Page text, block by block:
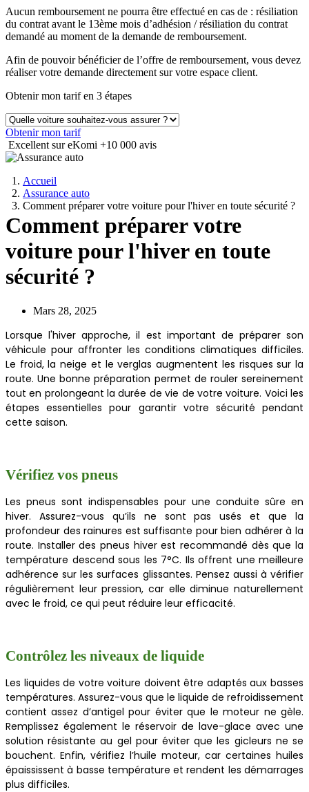
Aucun remboursement ne pourra être effectué en cas de : résiliation
du contrat avant le 13ème mois d’adhésion / résiliation du contrat
demandé au moment de la demande de remboursement.
Afin de pouvoir bénéficier de l’offre de remboursement, vous devez
réaliser votre demande directement sur votre espace client.
Obtenir mon tarif en 3 étapes
Obtenir mon tarif
Excellent sur eKomi +10 000 avis
Accueil
Assurance auto
Comment préparer votre voiture pour l'hiver en toute sécurité ?
Comment préparer votre
voiture pour l'hiver en toute
sécurité ?
Mars 28, 2025
Lorsque l'hiver approche, il est important de préparer son
véhicule pour affronter les conditions climatiques difficiles.
Le froid, la neige et le verglas augmentent les risques sur la
route. Une bonne préparation permet de rouler sereinement
tout en prolongeant la durée de vie de votre voiture. Voici les
étapes essentielles pour garantir votre sécurité pendant
cette saison.
Vérifiez vos pneus
Les pneus sont indispensables pour une conduite sûre en
hiver. Assurez-vous qu’ils ne sont pas usés et que la
profondeur des rainures est suffisante pour bien adhérer à la
route. Installer des pneus hiver est recommandé dès que la
température descend sous les 7°C. Ils offrent une meilleure
adhérence sur les surfaces glissantes. Pensez aussi à vérifier
régulièrement leur pression, car elle diminue naturellement
avec le froid, ce qui peut réduire leur efficacité.
Contrôlez les niveaux de liquide
Les liquides de votre voiture doivent être adaptés aux basses
températures. Assurez-vous que le liquide de refroidissement
contient assez d’antigel pour éviter que le moteur ne gèle.
Remplissez également le réservoir de lave-glace avec une
solution résistante au gel pour éviter que les gicleurs ne se
bouchent. Enfin, vérifiez l’huile moteur, car certaines huiles
épaississent à basse température et rendent les démarrages
plus difficiles.